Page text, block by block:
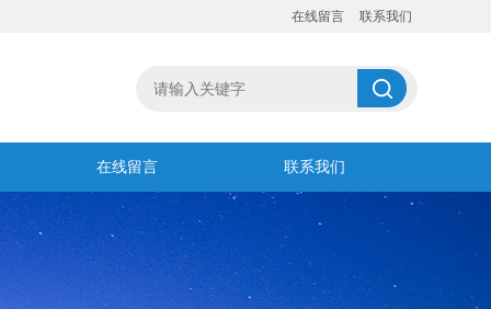
在线留言 联系我们
在线留言 联系我们